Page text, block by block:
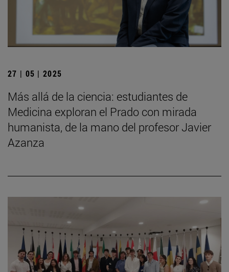
27 | 05 | 2025
Más allá de la ciencia: estudiantes de
Medicina exploran el Prado con mirada
humanista, de la mano del profesor Javier
Azanza